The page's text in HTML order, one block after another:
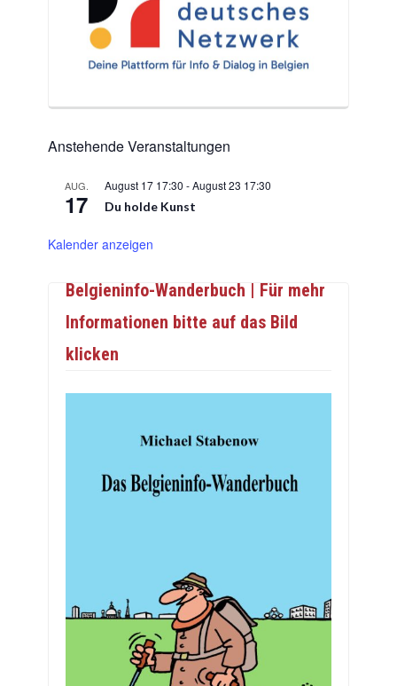
Anstehende Veranstaltungen
AUG.
17
August 17 17:30 -August 23 17:30
Du holde Kunst
Kalender anzeigen
Belgieninfo-Wanderbuch | Für mehr
Informationen bitte auf das Bild
klicken